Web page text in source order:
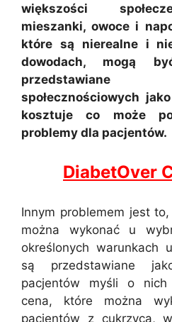
większości
mieszanki, owoce i
które są nierealne i
dowodach, mogą
społecznościowych
kosztuje co może
problemy dla pacjentów.
DiabetOver
Innym problemem jest
można wykonać u
określonych warunkach
są przedstawiane
pacjentów myśli o
cena, które można
pacjentów z cukrzycą,